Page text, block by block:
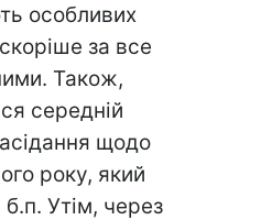
особливих
за все
Також,
середній
щодо
року, який
б.п. Утім, через